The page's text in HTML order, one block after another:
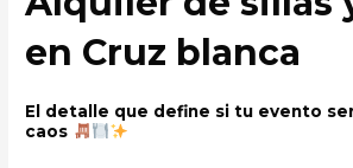
en Cruz blanca
El detalle que define si tu evento
caos